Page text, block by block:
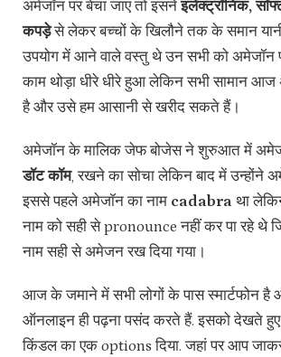
अमेजॉन पर बेचा जाए तो इसनेइलेक्ट्रॉनिक,
कपड़ेसे लेकर बच्चों के खिलौने तक के समान
उपयोग में आने वाले वस्तु थे उन सभी को अमेजॉन
काम थोड़ा धीरे धीरे हुआ लेकिन सभी सामान
है और उसे हम आसानी से खरीद सकते हैं।
अमेजॉन के मालिक जेफ बोजेस ने शुरुआत में
डॉट कॉम, रखने का सोचा लेकिन बाद में उन्होंने
इससे पहले अमेजॉन का नाम cadabra था
नाम को सही से pronounce नहीं कर पा रहे थे
नाम सही से अमेजन रख दिया गया।
आज के जमाने में सभी लोगों के पास स्मार्टफोन है
ऑनलाइन ही पढ़ना पसंद करते हैं. इसको देखते
किंडल का एक options दिया. जहां पर आप